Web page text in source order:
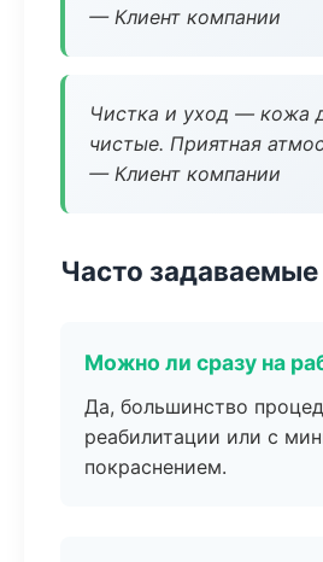
— Клиент компании
Чистка и уход — кожа
чистые. Приятная
— Клиент компании
Часто
Можно ли сразу на
Да, большинство
реабилитации или с
покраснением.